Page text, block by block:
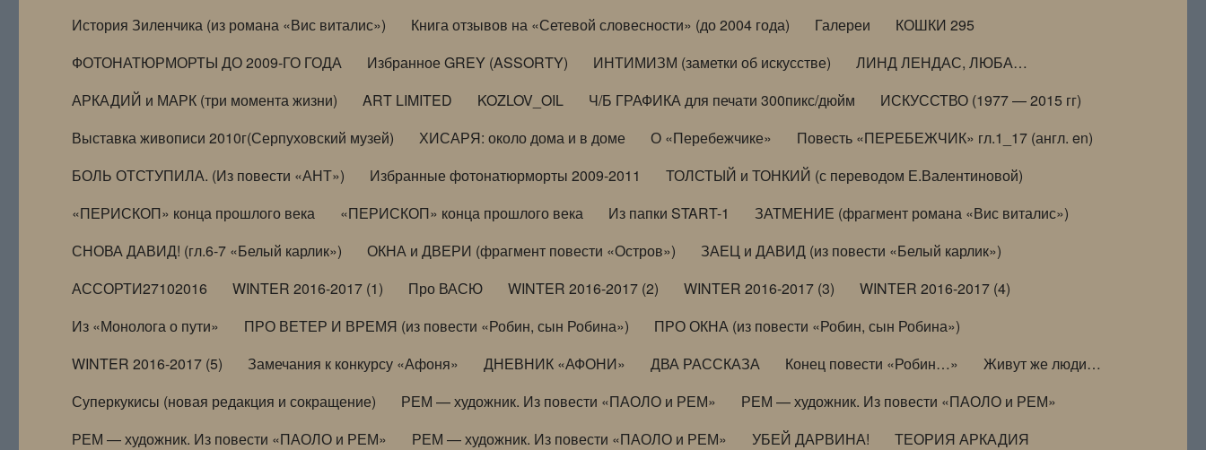
История Зиленчика (из романа «Вис виталис»)
Книга отзывов на «Сетевой словесности» (до 2004 года) Галереи
КОШКИ 295
ФОТОНАТЮРМОРТЫ ДО 2009-ГО ГОДА
Избранное GREY (ASSORTY) ИНТИМИЗМ (заметки об искусстве)
ЛИНД ЛЕНДАС, ЛЮБА…
АРКАДИЙ и МАРК (три момента жизни)
ART LIMITED KOZLOV_OIL Ч/Б ГРАФИКА для печати 300пикс/дюйм
ИСКУССТВО (1977 — 2015 гг)
Выставка живописи 2010г(Серпуховский музей)
ХИСАРЯ: около дома и в доме О «Перебежчике»
Повесть «ПЕРЕБЕЖЧИК» гл.1_17 (англ. en)
БОЛЬ ОТСТУПИЛА. (Из повести «АНТ»)
Избранные фотонатюрморты 2009-2011
ТОЛСТЫЙ и ТОНКИЙ (с переводом Е.Валентиновой)
«ПЕРИСКОП» конца прошлого века
«ПЕРИСКОП» конца прошлого века Из папки START-1
ЗАТМЕНИЕ (фрагмент романа «Вис виталис»)
СНОВА ДАВИД! (гл.6-7 «Белый карлик»)
ОКНА и ДВЕРИ (фрагмент повести «Остров»)
ЗАЕЦ и ДАВИД (из повести «Белый карлик»)
АССОРТИ27102016
WINTER 2016-2017 (1) Про ВАСЮ WINTER 2016-2017 (2) WINTER 2016-2017 (3)
WINTER 2016-2017 (4)
Из «Монолога о пути»
ПРО ВЕТЕР И ВРЕМЯ (из повести «Робин, сын Робина»)
ПРО ОКНА (из повести «Робин, сын Робина»)
WINTER 2016-2017 (5)
Замечания к конкурсу «Афоня» ДНЕВНИК «АФОНИ» ДВА РАССКАЗА Конец повести «Робин…»
Живут же люди…
Суперкукисы (новая редакция и сокращение)
РЕМ — художник. Из повести «ПАОЛО и РЕМ»
РЕМ — художник. Из повести «ПАОЛО и РЕМ»
РЕМ — художник. Из повести «ПАОЛО и РЕМ»
РЕМ — художник. Из повести «ПАОЛО и РЕМ» УБЕЙ ДАРВИНА!
ТЕОРИЯ АРКАДИЯ